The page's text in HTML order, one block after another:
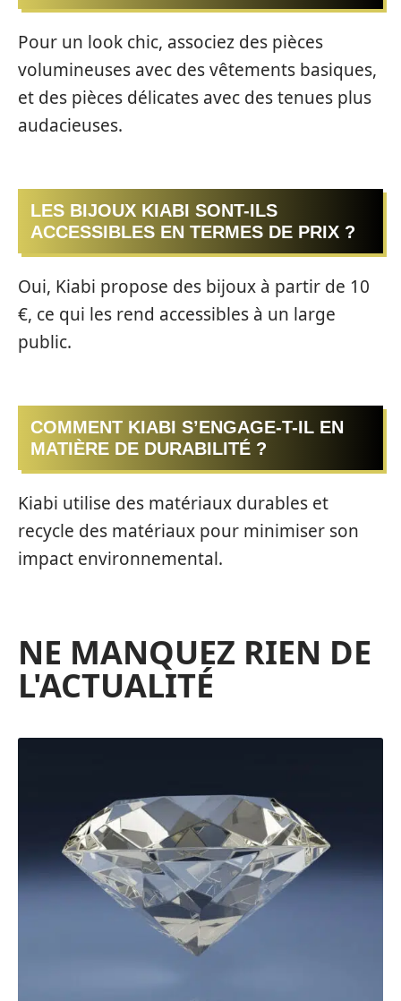
Pour un look chic, associez des pièces
volumineuses avec des vêtements basiques,
et des pièces délicates avec des tenues plus
audacieuses.
LES BIJOUX KIABI SONT-ILS
ACCESSIBLES EN TERMES DE PRIX ?
Oui, Kiabi propose des bijoux à partir de 10
€, ce qui les rend accessibles à un large
public.
COMMENT KIABI S’ENGAGE-T-IL EN
MATIÈRE DE DURABILITÉ ?
Kiabi utilise des matériaux durables et
recycle des matériaux pour minimiser son
impact environnemental.
NE MANQUEZ RIEN DE
L'ACTUALITÉ